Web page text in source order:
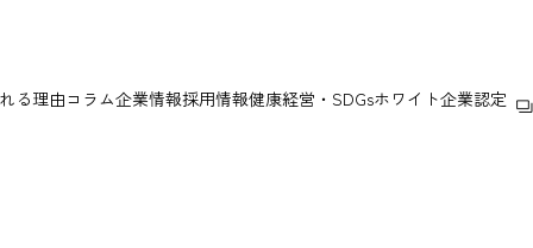
る理由コラム企業情報採用情報健康経営・SDGsホワイト企業認定